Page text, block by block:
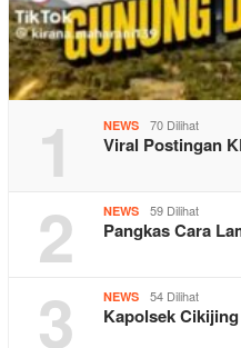
1 NEWS 70 Dilihat
Viral Postingan
2 NEWS 59 Dilihat
Pangkas Cara
3 NEWS 54 Dilihat
Kapolsek